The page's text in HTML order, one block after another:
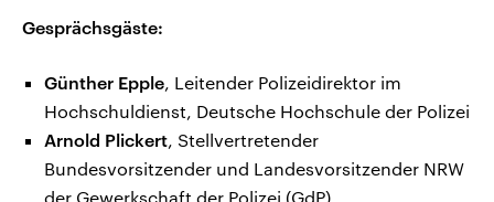
Gesprächsgäste:
Günther Epple, Leitender Polizeidirektor im
Hochschuldienst, Deutsche Hochschule der Polizei
Arnold Plickert, Stellvertretender
Bundesvorsitzender und Landesvorsitzender NRW
der Gewerkschaft der Polizei (GdP)